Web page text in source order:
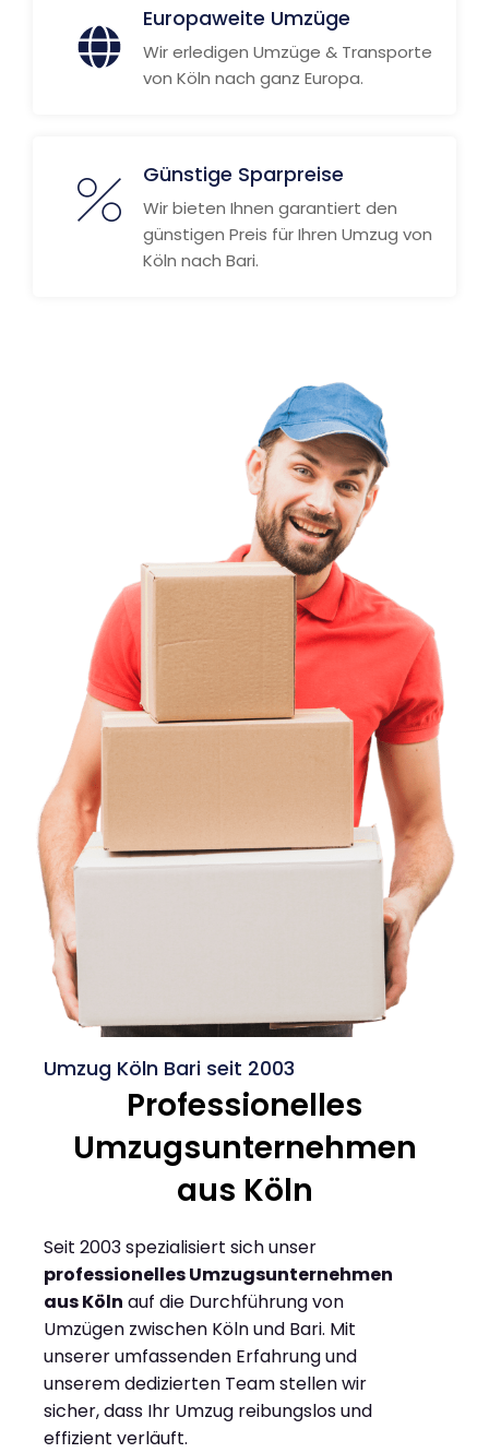
Europaweite Umzüge
Wir erledigen Umzüge & Transporte
von Köln nach ganz Europa.
Günstige Sparpreise
Wir bieten Ihnen garantiert den
günstigen Preis für Ihren Umzug von
Köln nach Bari.
Umzug Köln Bari seit 2003
Professionelles
Umzugsunternehmen
aus Köln
Seit 2003 spezialisiert sich unser
professionelles Umzugsunternehmen
aus Köln auf die Durchführung von
Umzügen zwischen Köln und Bari. Mit
unserer umfassenden Erfahrung und
unserem dedizierten Team stellen wir
sicher, dass Ihr Umzug reibungslos und
effizient verläuft.